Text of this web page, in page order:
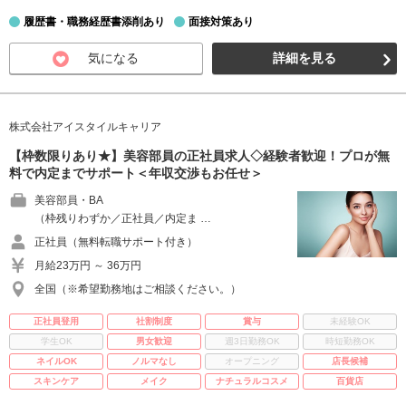
履歴書・職務経歴書添削あり 面接対策あり
気になる 詳細を見る
株式会社アイスタイルキャリア
【枠数限りあり★】美容部員の正社員求人◇経験者歓迎！プロが無
料で内定までサポート＜年収交渉もお任せ＞
美容部員・BA
（枠残りわずか／正社員／内定ま …
正社員（無料転職サポート付き）
月給23万円 ～ 36万円
全国（※希望勤務地はご相談ください。）
正社員登用 社割制度 賞与
未経験OK
学生OK
男女歓迎 週3日勤務OK
時短勤務OK
ネイルOK
ノルマなし オープニング
店長候補
スキンケア
メイク ナチュラルコスメ 百貨店